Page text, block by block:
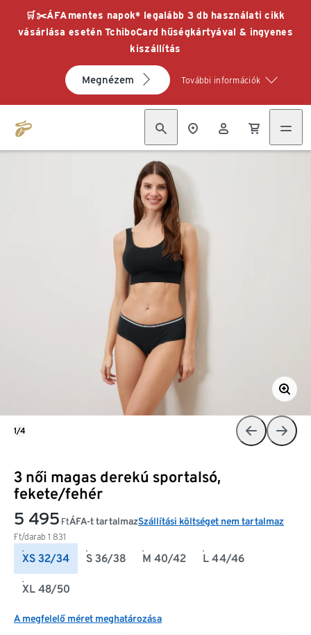
🛒✂️ÁFAmentes napok* legalább 3 db használati cikk
vásárlása esetén TchiboCard hűségkártyával & ingyenes
kiszállítás
Megnézem További információk
3 női magas derekú sportalsó,
fekete/fehér
5 495 Ft
Ft/darab 1 831
ÁFA-t tartalmazSzállítási költséget nem tartalmaz
XS 32/34 S 36/38 M 40/42 L 44/46
XL 48/50
A megfelelő méret meghatározása
1/4